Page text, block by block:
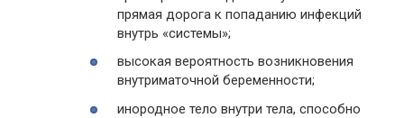
прямая дорога к попаданию инфекций
внутрь «системы»;
высокая вероятность возникновения
внутриматочной беременности;
инородное тело внутри тела, способно